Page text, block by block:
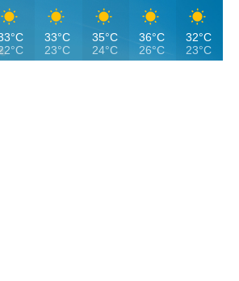
33°C
23°C
35°C
24°C
36°C
26°C
32°C
23°C